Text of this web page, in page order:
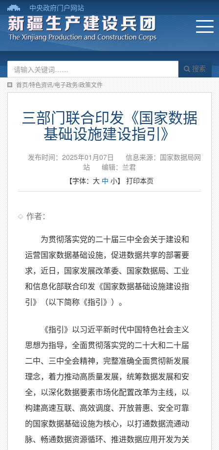
中央政府门户网站
搜索
首页/特色资讯/电子政务/政策文件
三部门联合印发《国家数据
基础设施建设指引》
发布时间：2025年01月07日
信息来源：国家数据局网
站
编辑：兰君
【字体： 大 中 小】 打印本页
作者：
为贯彻落实党的二十届三中全会关于建设和
运营国家数据基础设施，促进数据共享的部署要
求，近日，国家发展改革委、国家数据局、工业
和信息化部联合印发《国家数据基础设施建设指
引》（以下简称《指引》）。
《指引》以习近平新时代中国特色社会主义
思想为指导，全面贯彻落实党的二十大和二十届
二中、三中全会精神，完整准确全面贯彻新发展
理念，着力推动高质量发展，统筹数据发展和安
全，以深化数据要素市场化配置改革为主线，以
构建高速互联、高效调度、开放普惠、安全可靠
的国家数据基础设施为核心，以打通数据流通动
脉、畅通数据资源循环、推进数据应用开发为关